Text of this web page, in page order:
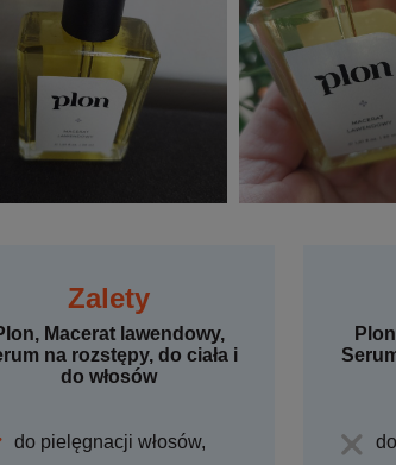
Zalety
Macerat lawendowy,
na rozstępy, do ciała i
do włosów
do pielęgnacji włosów,